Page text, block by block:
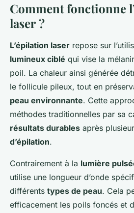
Comment fonctionne
laser ?
L’épilation laser repose sur
lumineux ciblé qui vise la
poil. La chaleur ainsi générée
le follicule pileux, tout en
peau environnante. Cette
méthodes traditionnelles par sa
résultats durables après
d’épilation.
Contrairement à la lumière
utilise une longueur d’onde
différents types de peau. Cela
efficacement les poils foncés et